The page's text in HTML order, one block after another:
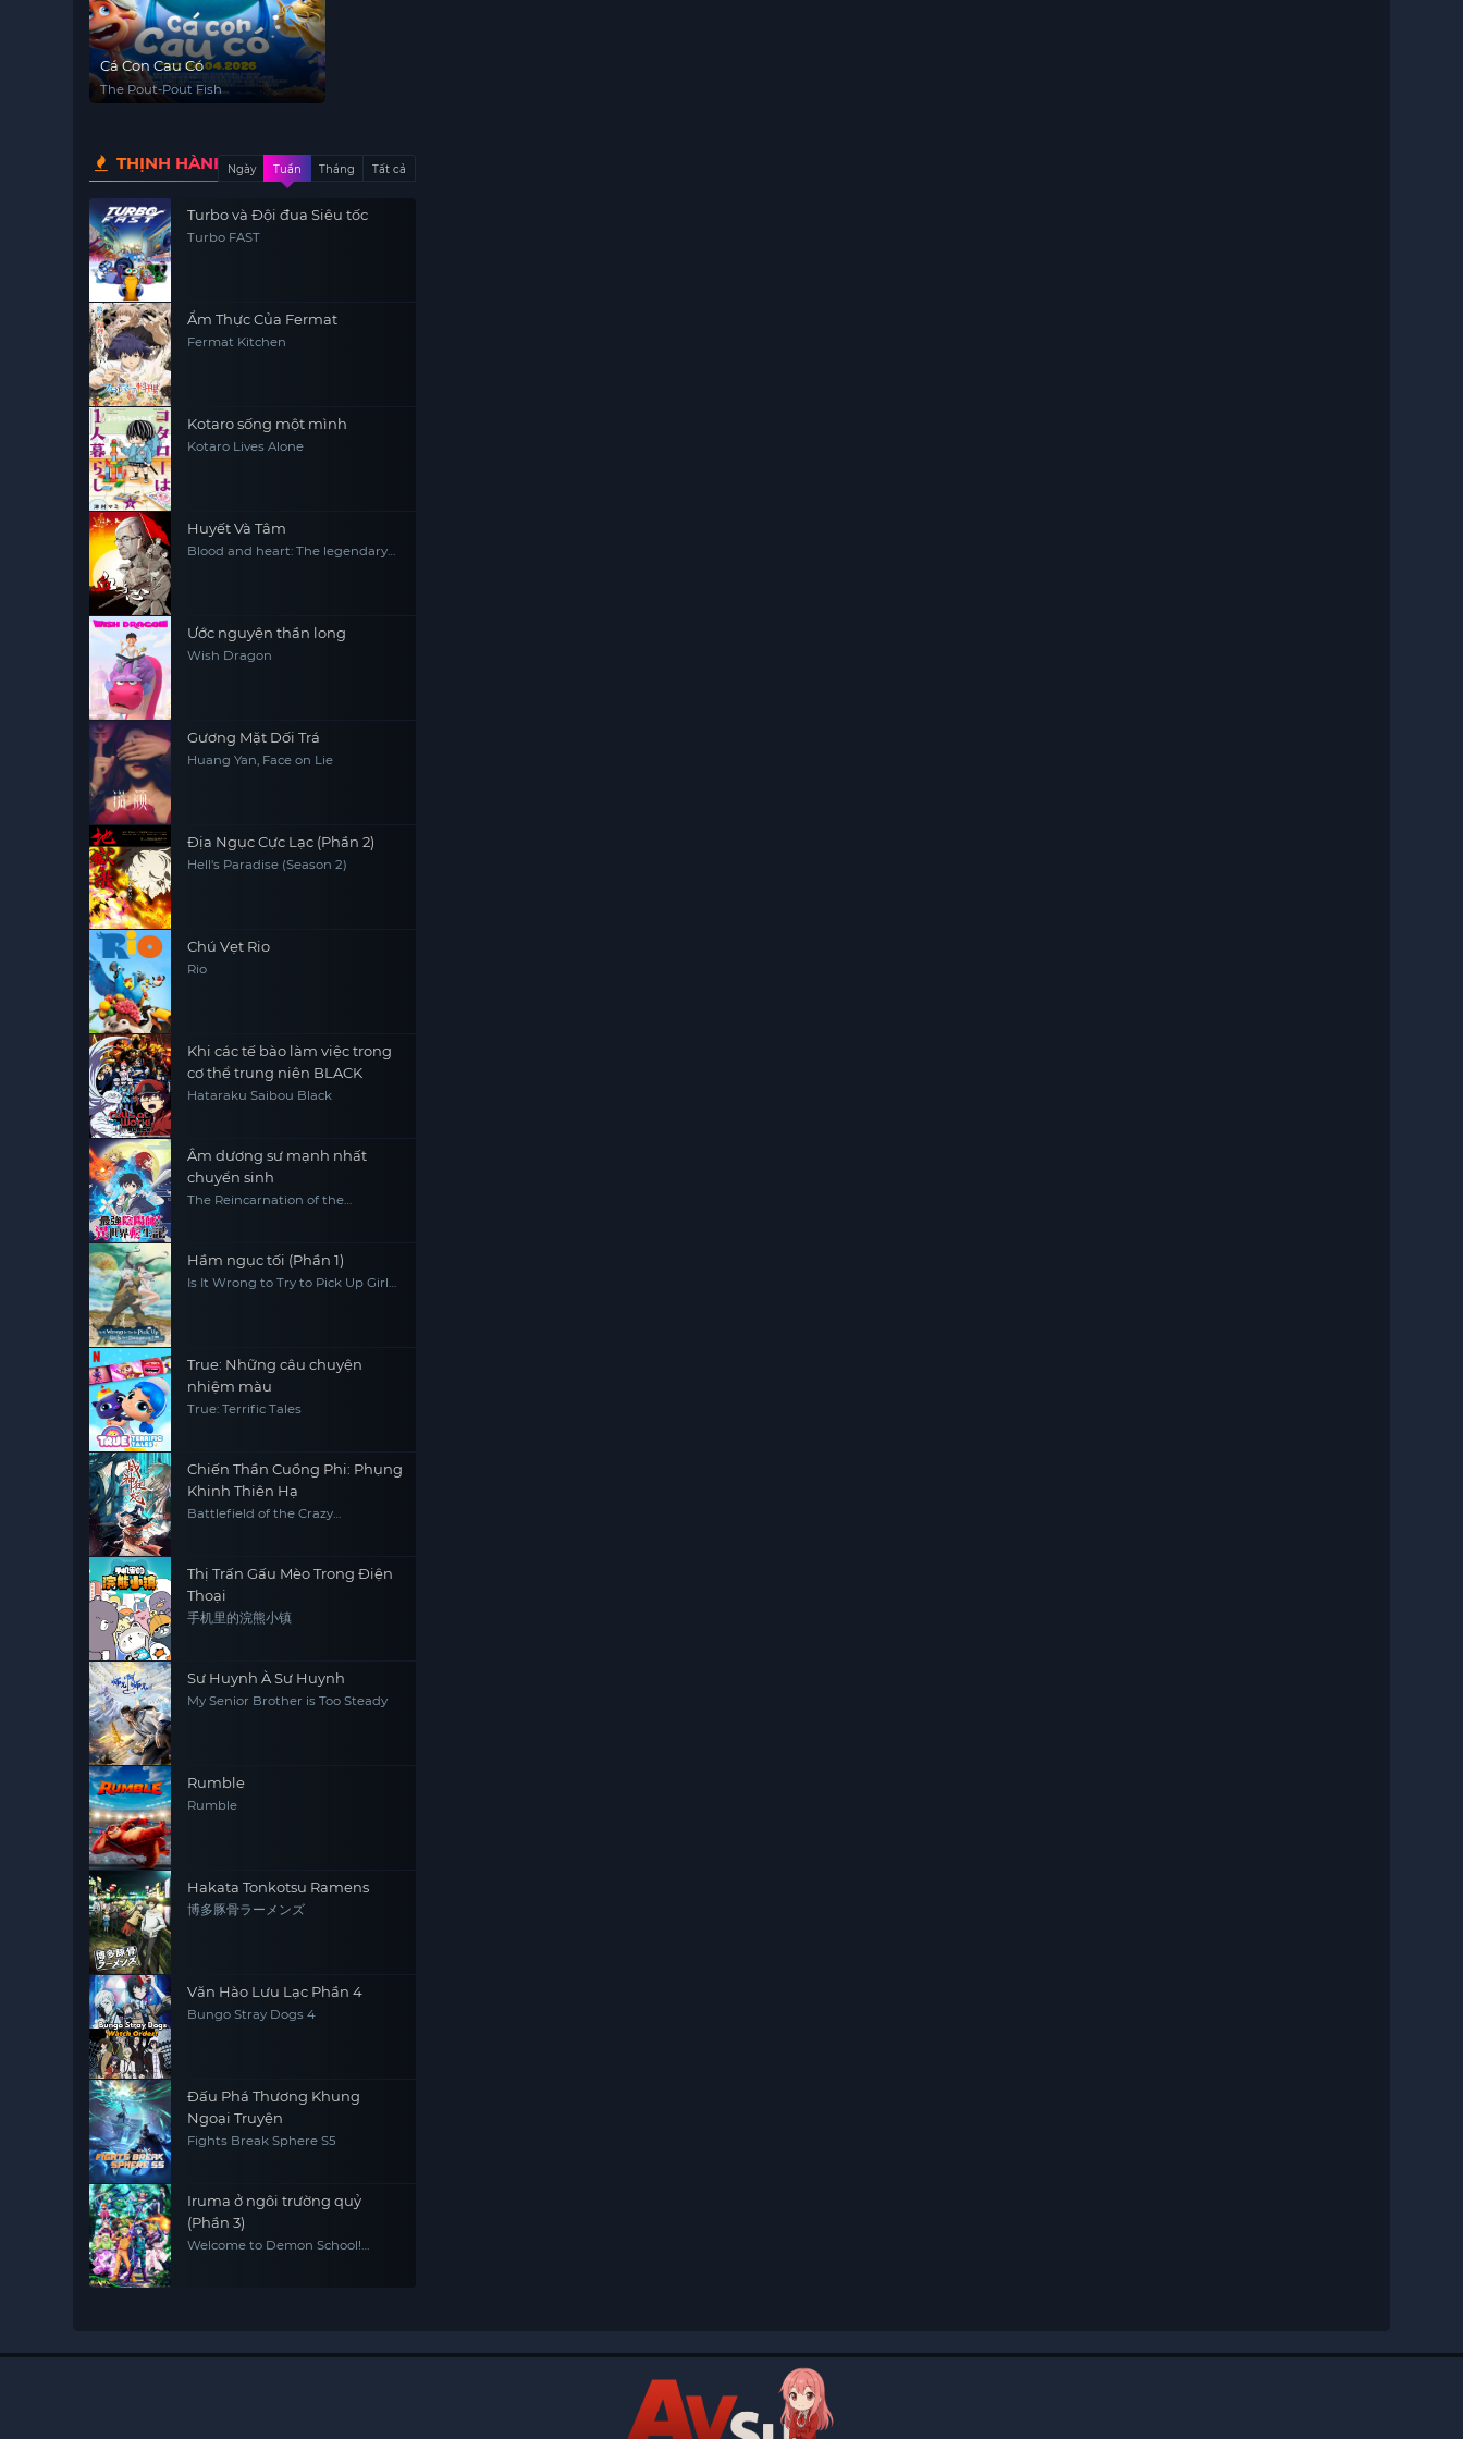
Cá Con Cau Có
The Pout-Pout Fish
THỊNH HÀNHNgày Tuần Tháng Tất cả
Turbo và Đội đua Siêu tốc
Turbo FAST
Ẩm Thực Của Fermat
Fermat Kitchen
Kotaro sống một mình
Kotaro Lives Alone
Huyết Và Tâm
Blood and heart: The legendary
Ước nguyện thần long
Wish Dragon
Gương Mặt Dối Trá
Huang Yan, Face on Lie
Địa Ngục Cực Lạc (Phần 2)
Hell's Paradise (Season 2)
Chú Vẹt Rio
Rio
Khi các tế bào làm việc trong
cơ thể trung niên BLACK
Hataraku Saibou Black
Âm dương sư mạnh nhất
chuyển sinh
The Reincarnation of the
Hầm ngục tối (Phần 1)
Is It Wrong to Try to Pick Up Girls
True: Những câu chuyện
nhiệm màu
True: Terrific Tales
Chiến Thần Cuồng Phi: Phụng
Khinh Thiên Hạ
Battlefield of the Crazy
Thị Trấn Gấu Mèo Trong Điện
Thoại
手机里的浣熊小镇
Sư Huynh À Sư Huynh
My Senior Brother is Too Steady
Rumble
Rumble
Hakata Tonkotsu Ramens
博多豚骨ラーメンズ
Văn Hào Lưu Lạc Phần 4
Bungo Stray Dogs 4
Đấu Phá Thương Khung
Ngoại Truyện
Fights Break Sphere S5
Iruma ở ngôi trường quỷ
(Phần 3)
Welcome to Demon School!